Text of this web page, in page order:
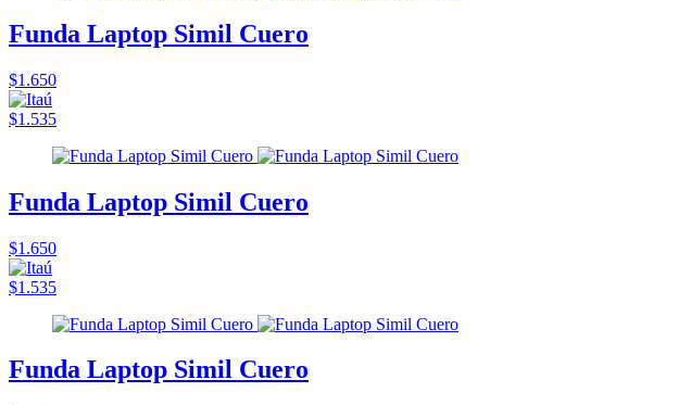
Funda Laptop Simil Cuero
$1.650
$1.535
Funda Laptop Simil Cuero
$1.650
$1.535
Funda Laptop Simil Cuero